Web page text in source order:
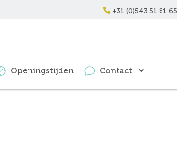
+31 (0)543 51 81 65
Openingstijden Contact